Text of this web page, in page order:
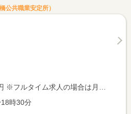
公共職業安定所）
額（換算額）、パート求人の場合は時間額を表示しています。
時30分